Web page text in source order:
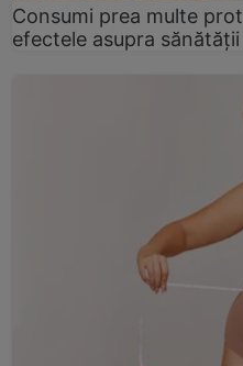
Consumi prea multe
efectele asupra